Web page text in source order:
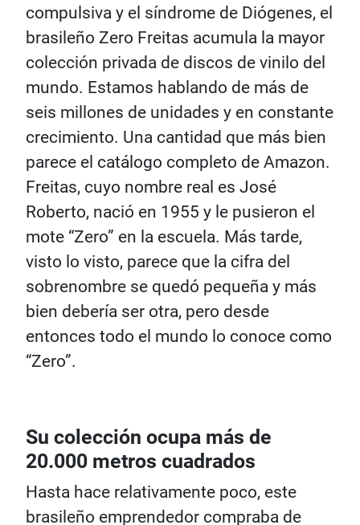
compulsiva y el síndrome de Diógenes, el
brasileño Zero Freitas acumula la mayor
colección privada de discos de vinilo del
mundo. Estamos hablando de más de
seis millones de unidades y en constante
crecimiento. Una cantidad que más bien
parece el catálogo completo de Amazon.
Freitas, cuyo nombre real es José
Roberto, nació en 1955 y le pusieron el
mote “Zero” en la escuela. Más tarde,
visto lo visto, parece que la cifra del
sobrenombre se quedó pequeña y más
bien debería ser otra, pero desde
entonces todo el mundo lo conoce como
“Zero”.
Su colección ocupa más de
20.000 metros cuadrados
Hasta hace relativamente poco, este
brasileño emprendedor compraba de